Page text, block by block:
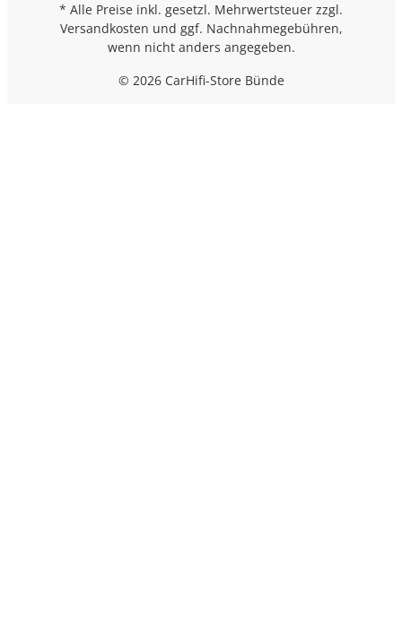
* Alle Preise inkl. gesetzl. Mehrwertsteuer zzgl.
Versandkosten und ggf. Nachnahmegebühren,
wenn nicht anders angegeben.
© 2026 CarHifi-Store Bünde